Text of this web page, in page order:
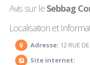
Avis sur le Sebbag
Localisation et
Adresse: 12 RUE
Site internet: